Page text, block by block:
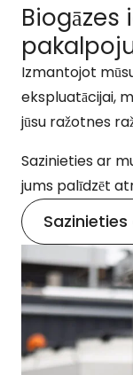
Izmantojot
ekspluatācijai,
jūsu ražotnes
Sazinieties ar
jums palīdzēt